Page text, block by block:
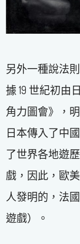
另外一種說法
據 19 世紀初由
角力圖會》，
日本傳入了中
了世界各地遊
戲，因此，歐
人發明的，法
遊戲）。